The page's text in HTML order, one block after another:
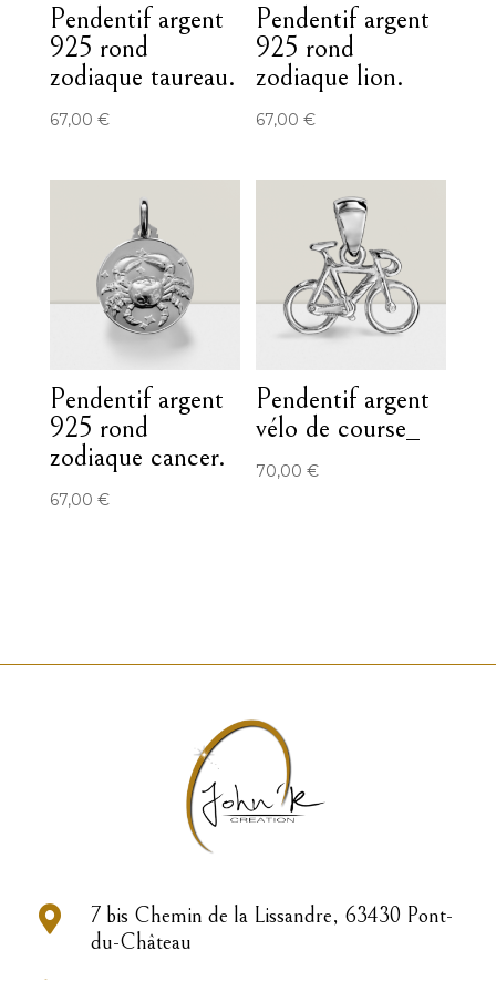
Pendentif argent
925 rond
zodiaque taureau.
67,00 €
Pendentif argent
925 rond
zodiaque lion.
67,00€
Pendentif argent
925 rond
zodiaque cancer.
67,00 €
Pendentif argent
vélo de course_
70,00€

7 bis Chemin de la Lissandre, 63430 Pont-
du-Château